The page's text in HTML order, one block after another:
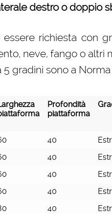
destro o doppio
essere richiesta con
neve, fango o altri
gradini sono a
Profondità
piattaforma
Profondità
piattaforma
40
40
40
40
40